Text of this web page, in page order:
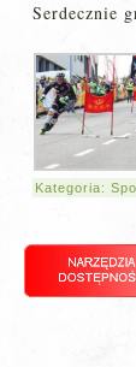
Serdecznie
Kategoria: